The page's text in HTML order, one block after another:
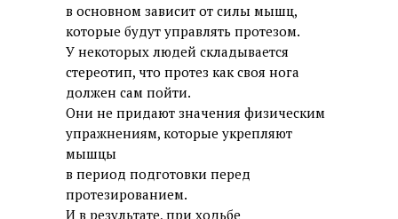
в основном зависит от силы мышц,
которые будут управлять протезом.
У некоторых людей складывается
стереотип, что протез как своя нога
должен сам пойти.
Они не придают значения физическим
упражнениям, которые укрепляют
мышцы
в период подготовки перед
протезированием.
И в результате, при ходьбе